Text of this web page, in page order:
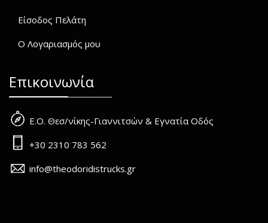
Είσοδος Πελάτη
Ο Λογαριασμός μου
Επικοινωνία
Ε.Ο. Θεσ/νίκης-Γιαννιτσών & Εγνατία Οδός
+30 2310 783 562
info@theodoridistrucks.gr